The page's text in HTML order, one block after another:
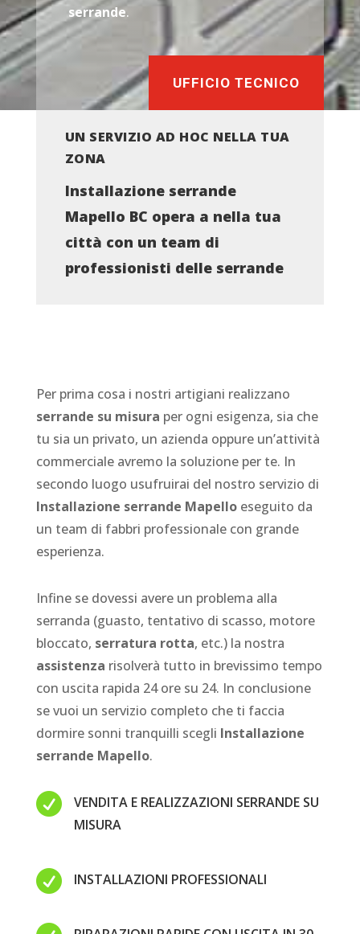
serrande.
UFFICIO TECNICO
UN SERVIZIO AD HOC NELLA TUA
ZONA
Installazione serrande
Mapello BC opera a nella tua
città con un team di
professionisti delle serrande
Per prima cosa i nostri artigiani realizzano
serrande su misura per ogni esigenza, sia che
tu sia un privato, un azienda oppure un’attività
commerciale avremo la soluzione per te. In
secondo luogo usufruirai del nostro servizio di
Installazione serrande Mapelloeseguito da
un team di fabbri professionale con grande
esperienza.
Infine se dovessi avere un problema alla
serranda (guasto, tentativo di scasso, motore
bloccato, serratura rotta, etc.) la nostra
assistenza risolverà tutto in brevissimo tempo
con uscita rapida 24 ore su 24. In conclusione
se vuoi un servizio completo che ti faccia
dormire sonni tranquilli scegli Installazione
serrande Mapello.

VENDITA E REALIZZAZIONI SERRANDE SU
MISURA
 INSTALLAZIONI PROFESSIONALI